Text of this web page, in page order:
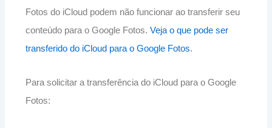
Fotos do iCloud podem não funcionar ao transferir seu
conteúdo para o Google Fotos.Veja o que pode ser
transferido do iCloud para o Google Fotos.
Para solicitar a transferência do iCloud para o Google
Fotos: